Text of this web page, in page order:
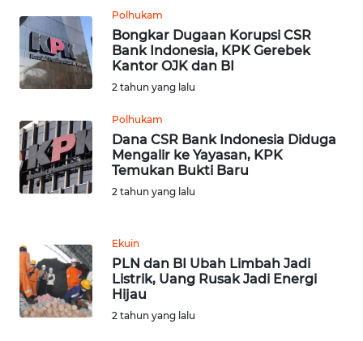
Polhukam
Bongkar Dugaan Korupsi CSR
Bank Indonesia, KPK Gerebek
Kantor OJK dan BI
2 tahun yang lalu
Polhukam
Dana CSR Bank Indonesia Diduga
Mengalir ke Yayasan, KPK
Temukan Bukti Baru
2 tahun yang lalu
Ekuin
PLN dan BI Ubah Limbah Jadi
Listrik, Uang Rusak Jadi Energi
Hijau
2 tahun yang lalu
BABEL
WN
SUMBAR
SUMSEL
WN
BENGKULU
LAMPUNG
WN
JATENG